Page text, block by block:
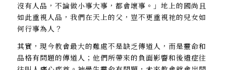
沒有人品，不論做小事大事，都會壞事。」地上的國尚且
如此重視人品，我們在天上的父，豈不更重視祂的兒女如
何行事為人？
其實，現今教會最大的難處不是缺乏傳道人，而是靈命和
品格有問題的傳道人；他們所帶來的負面影響和後遺症往